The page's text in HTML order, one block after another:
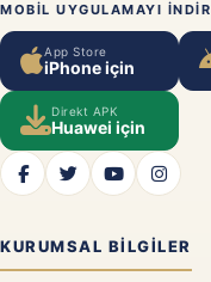
MOBIL UYGULAMAYI INDIR
App Store
iPhone için
Direkt APK
Huawei için
KURUMSAL BILGILER